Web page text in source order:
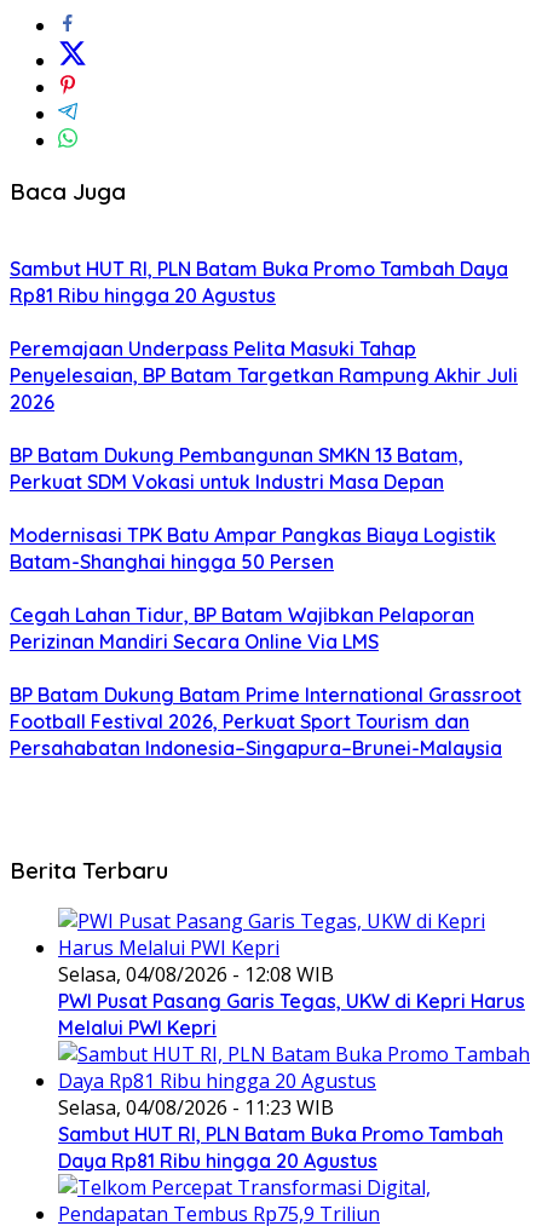
Baca Juga
Sambut HUT RI, PLN Batam Buka Promo Tambah Daya
Rp81 Ribu hingga 20 Agustus
Peremajaan Underpass Pelita Masuki Tahap
Penyelesaian, BP Batam Targetkan Rampung Akhir Juli
2026
BP Batam Dukung Pembangunan SMKN 13 Batam,
Perkuat SDM Vokasi untuk Industri Masa Depan
Modernisasi TPK Batu Ampar Pangkas Biaya Logistik
Batam-Shanghai hingga 50 Persen
Cegah Lahan Tidur, BP Batam Wajibkan Pelaporan
Perizinan Mandiri Secara Online Via LMS
BP Batam Dukung Batam Prime International Grassroot
Football Festival 2026, Perkuat Sport Tourism dan
Persahabatan Indonesia–Singapura–Brunei-Malaysia
Berita Terbaru
Selasa, 04/08/2026 - 12:08 WIB
PWI Pusat Pasang Garis Tegas, UKW di Kepri Harus
Melalui PWI Kepri
Selasa, 04/08/2026 - 11:23 WIB
Sambut HUT RI, PLN Batam Buka Promo Tambah
Daya Rp81 Ribu hingga 20 Agustus